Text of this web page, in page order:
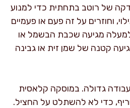
של רוטב בתחתית כדי למנוע
וחוזרים על זה פעם או פעמיים
מגיעה שכבת הבשמל או
קטנה של שמן זית או גבינה
גדולה. במוסקה קלאסית
כדי לא להשתלט על החציל.